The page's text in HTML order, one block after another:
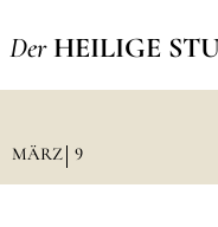
Der HEILIGE
MÄRZ 9